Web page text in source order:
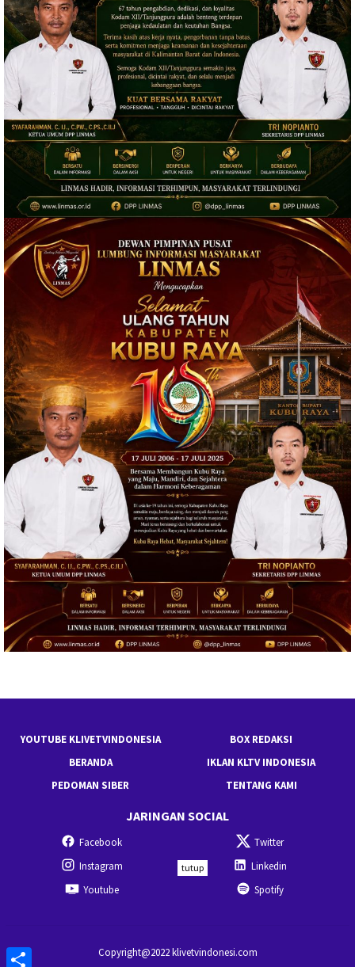
YOUTUBE KLIVETVINDONESIA
BOX REDAKSI
BERANDA
IKLAN KLTV INDONESIA
PEDOMAN SIBER
TENTANG KAMI
JARINGAN SOCIAL
Facebook
Twitter
Instagram
Linkedin
Youtube
Spotify
Copyright@2022 klivetvindonesi.com
tutup